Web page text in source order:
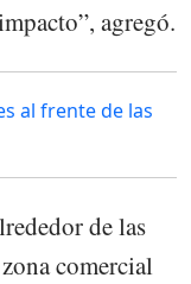
agregó.
al frente de las
de las
comercial